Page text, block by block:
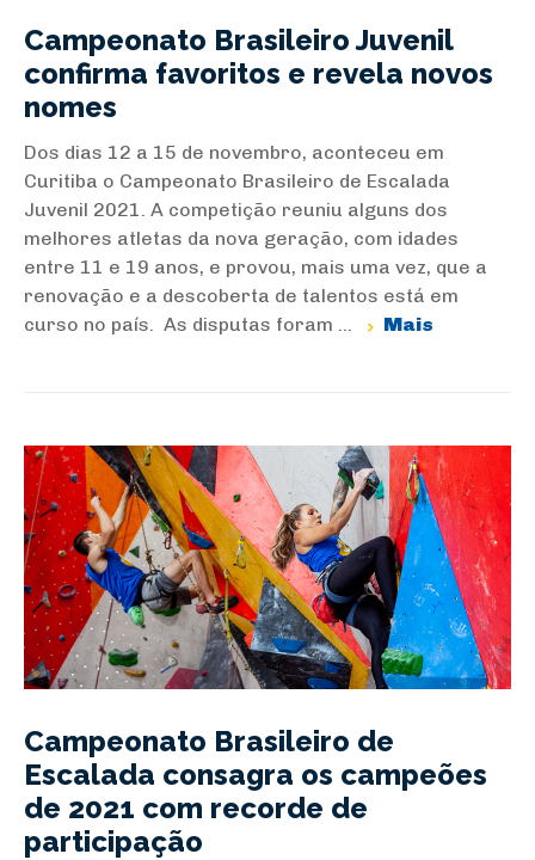
Campeonato Brasileiro Juvenil
confirma favoritos e revela novos
nomes
Dos dias 12 a 15 de novembro, aconteceu em
Curitiba o Campeonato Brasileiro de Escalada
Juvenil 2021. A competição reuniu alguns dos
melhores atletas da nova geração, com idades
entre 11 e 19 anos, e provou, mais uma vez, que a
renovação e a descoberta de talentos está em
curso no país. As disputas foram ...
Mais
Campeonato Brasileiro de
Escalada consagra os campeões
de 2021 com recorde de
participação